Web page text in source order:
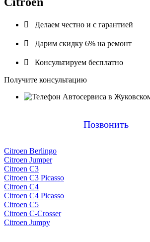
 Делаем честно и с гарантией
 Дарим скидку 6% на ремонт
 Консультируем бесплатно
Получите консультацию
Позвонить
Citroen Berlingo
Citroen Jumper
Citroen C3
Citroen C3 Picasso
Citroen C4
Citroen C4 Picasso
Citroen C5
Citroen C-Crosser
Citroen Jumpy